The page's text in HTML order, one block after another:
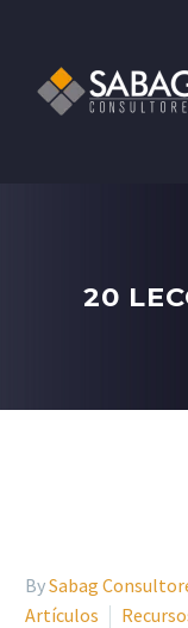
20
BySabag
Artículos